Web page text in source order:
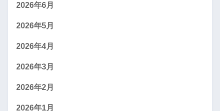
2026年6月
2026年5月
2026年4月
2026年3月
2026年2月
2026年1月